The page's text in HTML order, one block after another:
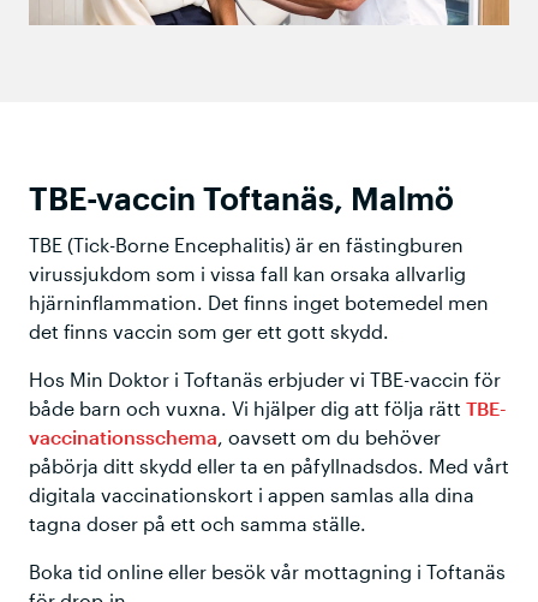
TBE-vaccin Toftanäs, Malmö
TBE (Tick-Borne Encephalitis) är en fästingburen
virussjukdom som i vissa fall kan orsaka allvarlig
hjärninflammation. Det finns inget botemedel men
det finns vaccin som ger ett gott skydd.
Hos Min Doktor i Toftanäs erbjuder vi TBE-vaccin för
både barn och vuxna. Vi hjälper dig att följa rätt TBE-
vaccinationsschema, oavsett om du behöver
påbörja ditt skydd eller ta en påfyllnadsdos. Med vårt
digitala vaccinationskort i appen samlas alla dina
tagna doser på ett och samma ställe.
Boka tid online eller besök vår mottagning i Toftanäs